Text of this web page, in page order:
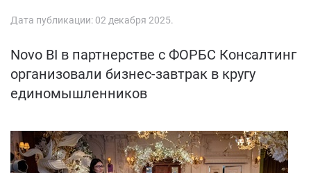
Дата публикации: 02 декабря 2025.
Novo BI в партнерстве с ФОРБС Консалтинг
организовали бизнес-завтрак в кругу
единомышленников